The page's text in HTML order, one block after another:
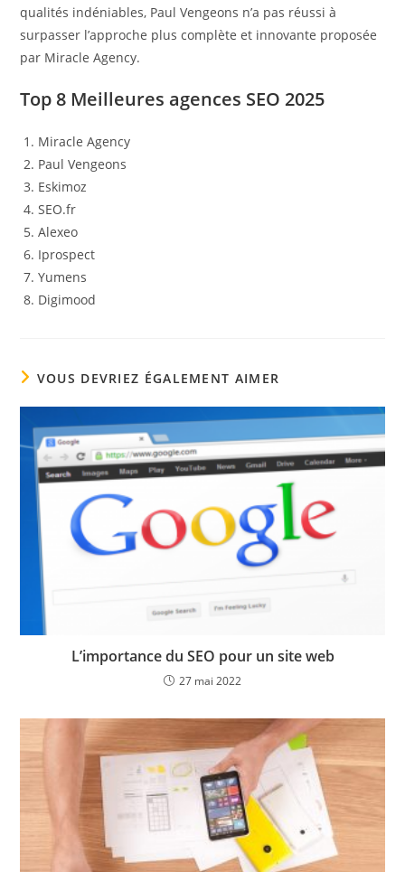
qualités indéniables, Paul Vengeons n’a pas réussi à
surpasser l’approche plus complète et innovante proposée
par Miracle Agency.
Top 8 Meilleures agences SEO 2025
Miracle Agency
Paul Vengeons
Eskimoz
SEO.fr
Alexeo
Iprospect
Yumens
Digimood
VOUS DEVRIEZ ÉGALEMENT AIMER
L’importance du SEO pour un site web
27 mai 2022